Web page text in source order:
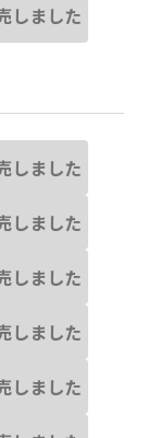
しました
しました
しました
しました
しました
しました